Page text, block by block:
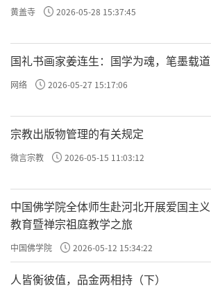
黄盖寺 2026-05-28 15:37:45
国礼书画家姜连生：国学为魂，笔墨载道
网络 2026-05-27 15:17:06
宗教出版物管理的有关规定
微言宗教 2026-05-15 11:03:12
中国佛学院全体师生赴河北开展爱国主义
教育暨禅宗祖庭教学之旅
中国佛学院 2026-05-12 15:34:22
人皆衡彼值，品金两相持（下）